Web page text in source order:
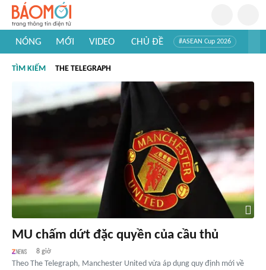
NÓNG MỚI VIDEO CHỦ ĐỀ #ASEAN Cup 2026
#Khám phá thế giới
TÌM KIẾM THE TELEGRAPH
MU chấm dứt đặc quyền của cầu thủ
8 giờ
Theo The Telegraph, Manchester United vừa áp dụng quy định mới về